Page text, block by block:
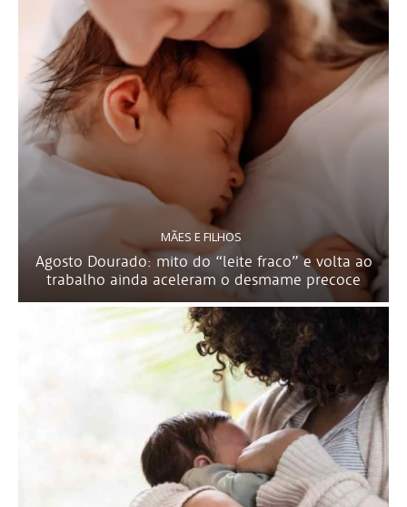
MÃES E FILHOS
Agosto Dourado: mito do “leite fraco” e volta ao
trabalho ainda aceleram o desmame precoce